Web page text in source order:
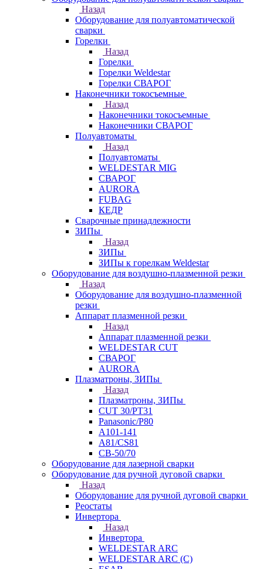
Назад
Оборудование для полуавтоматической
сварки
Горелки
Назад
Горелки
Горелки Weldestar
Горелки СВАРОГ
Наконечники токосъемные
Назад
Наконечники токосъемные
Наконечники СВАРОГ
Полуавтоматы
Назад
Полуавтоматы
WELDESTAR MIG
СВАРОГ
AURORA
FUBAG
КЕДР
Сварочные принадлежности
ЗИПы
Назад
ЗИПы
ЗИПы к горелкам Weldestar
Оборудование для воздушно-плазменной резки
Назад
Оборудование для воздушно-плазменной
резки
Аппарат плазменной резки
Назад
Аппарат плазменной резки
WELDESTAR CUT
СВАРОГ
AURORA
Плазматроны, ЗИПы
Назад
Плазматроны, ЗИПы
CUT 30/PT31
Panasonic/P80
А101-141
А81/CS81
СВ-50/70
Оборудование для лазерной сварки
Оборудование для ручной дуговой сварки
Назад
Оборудование для ручной дуговой сварки
Реостаты
Инвертора
Назад
Инвертора
WELDESTAR ARC
WELDESTAR ARC (С)